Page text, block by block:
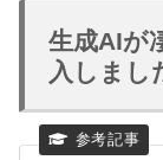
生成AIが
入しまし